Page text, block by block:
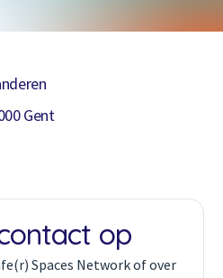
Gent
op
Spaces Network of over